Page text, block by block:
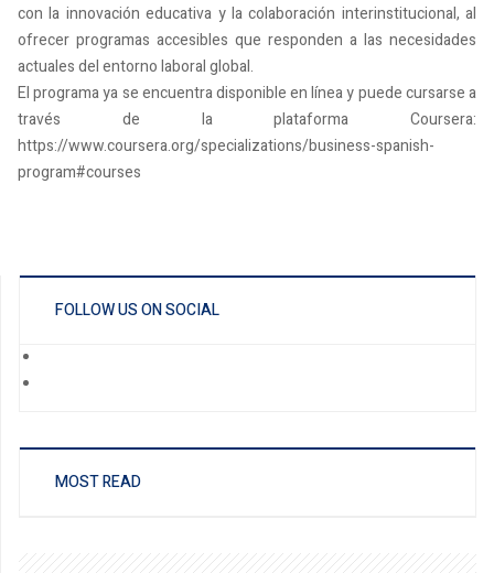
con la innovación educativa y la colaboración interinstitucional, al
ofrecer programas accesibles que responden a las necesidades
actuales del entorno laboral global.
El programa ya se encuentra disponible en línea y puede cursarse a
través de la plataforma Coursera:
https://www.coursera.org/specializations/business-spanish-
program#courses
FOLLOW US ON SOCIAL
MOST READ